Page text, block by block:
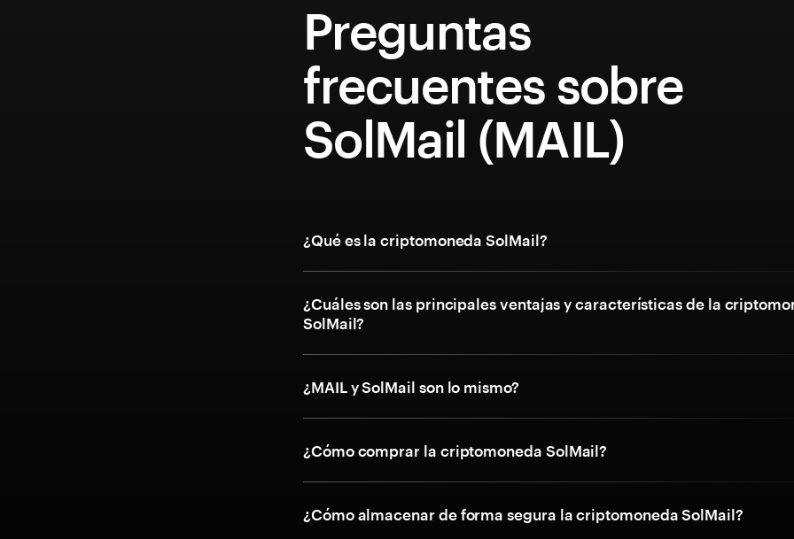
Preguntas
frecuentes sobre
SolMail (MAIL)
¿Qué es la criptomoneda SolMail?
¿Cuáles son las principales ventajas y características de la
SolMail?
¿MAIL y SolMail son lo mismo?
¿Cómo comprar la criptomoneda SolMail?
¿Cómo almacenar de forma segura la criptomoneda SolMail?